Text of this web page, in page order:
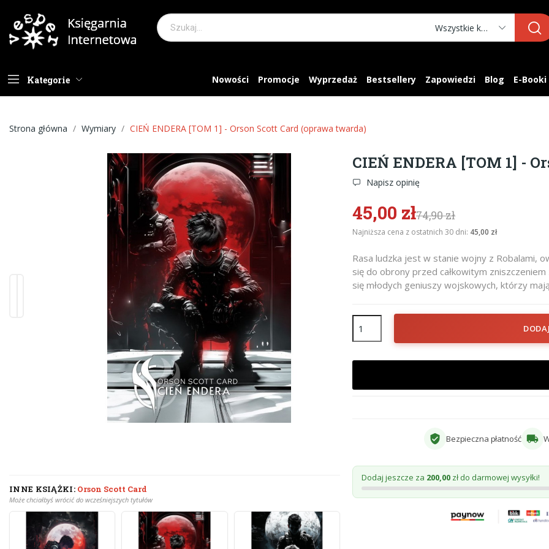
Wszystkie kategorie
Kategorie Nowości Promocje Wyprzedaż Bestsellery Zapowiedzi Blog E-Booki
Strona główna Wymiary CIEŃ ENDERA [TOM 1] - Orson Scott Card (oprawa twarda)
INNE KSIĄŻKI: Orson Scott Card
Może chciałbyś wrócić do wcześniejszych tytułów
CIEŃ ENDERA [TOM 1] -
Napisz opinię
45,00 zł74,90 zł
Najniższa cena z ostatnich 30 dni: 45,00 zł
Rasa ludzka jest w stanie wojny z Robalami,
się do obrony przed całkowitym
się młodych geniuszy wojskowych, którzy
verified_user Bezpieczna płatność local_shipping
Dodaj jeszcze za 200,00 zł do darmowej wysyłki!